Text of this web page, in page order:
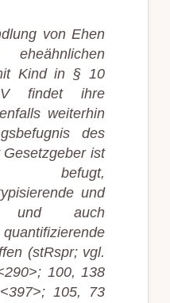
von Ehen
Kind in § 10
findet ihre
weiterhin
des
ist
befugt,
und
und auch
(stRspr; vgl.
100, 138
105, 73